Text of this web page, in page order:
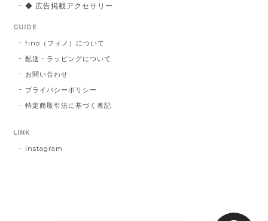
◆ 広告掲載アクセサリー
GUIDE
fino（フィノ）について
配送・ラッピングについて
お問い合わせ
プライバシーポリシー
特定商取引法に基づく表記
LINK
Instagram